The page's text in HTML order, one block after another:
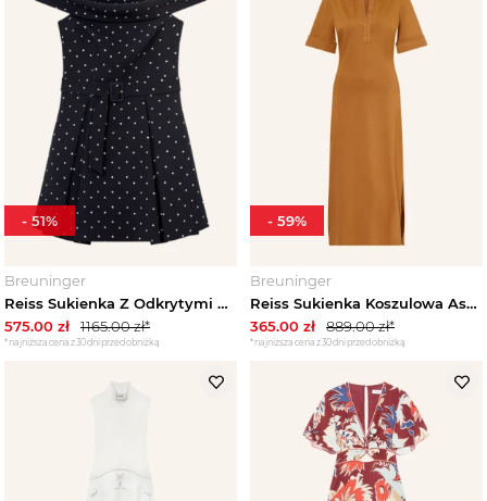
Breuninger
Reiss Sukienka Z Odkrytymi Ramionami Arwen schwarz
575.00 zł 1165.00zł*
*najniższa cena z 30 dni przed obniżką
- 51%
Breuninger
Reiss Sukienka Koszulowa Astrid braun KONIAKOWY
365.00 zł 889.00zł*
*najniższa cena z 30 dni przed obniżką
- 59%